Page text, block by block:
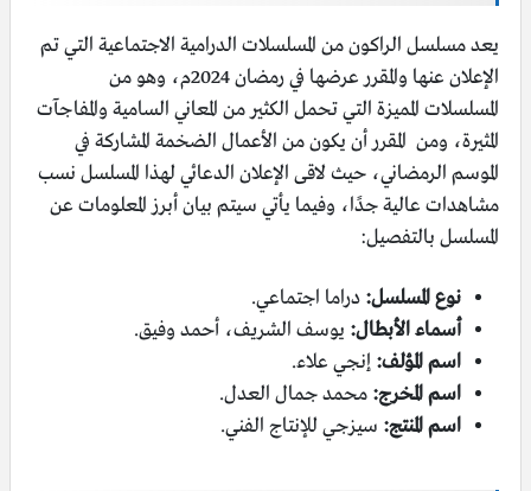
يعد مسلسل الراكون من المسلسلات الدرامية الاجتماعية التي تم
الإعلان عنها والمقرر عرضها في رمضان 2024م، وهو من
المسلسلات المميزة التي تحمل الكثير من المعاني السامية والمفاجآت
المثيرة، ومن المقرر أن يكون من الأعمال الضخمة المشاركة في
الموسم الرمضاني، حيث لاقى الإعلان الدعائي لهذا المسلسل نسب
مشاهدات عالية جدًا، وفيما يأتي سيتم بيان أبرز المعلومات عن
المسلسل بالتفصيل:
نوع المسلسل: دراما اجتماعي.
أسماء الأبطال: يوسف الشريف، أحمد وفيق.
اسم المؤلف: إنجي علاء.
اسم المخرج: محمد جمال العدل.
اسم المنتج: سيزجي للإنتاج الفني.